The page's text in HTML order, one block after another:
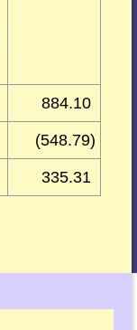
884.10
(548.79)
335.31